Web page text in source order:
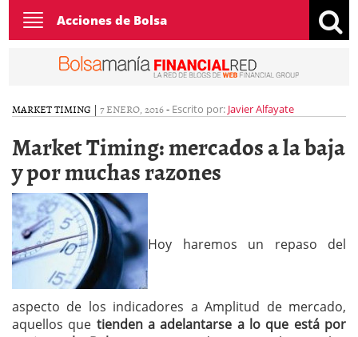
Toggle
navigation
Acciones de Bolsa
MARKET TIMING | 7 ENERO, 2016- Escrito por: Javier Alfayate
Market Timing: mercados a la baja
y por muchas razones
Hoy haremos un repaso del
aspecto de los indicadores a Amplitud de mercado,
aquellos que tienden a adelantarse a lo que está por